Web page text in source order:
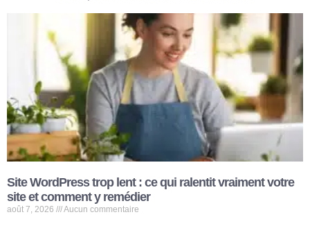
Site WordPress trop lent : ce qui ralentit vraiment votre
site et comment y remédier
août 7, 2026 Aucun commentaire